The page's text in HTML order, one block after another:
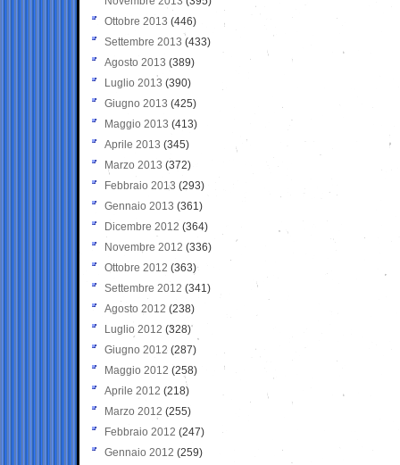
Ottobre 2013 (446)
Settembre 2013 (433)
Agosto 2013 (389)
Luglio 2013 (390)
Giugno 2013 (425)
Maggio 2013 (413)
Aprile 2013 (345)
Marzo 2013 (372)
Febbraio 2013 (293)
Gennaio 2013 (361)
Dicembre 2012 (364)
Novembre 2012 (336)
Ottobre 2012 (363)
Settembre 2012 (341)
Agosto 2012 (238)
Luglio 2012 (328)
Giugno 2012 (287)
Maggio 2012 (258)
Aprile 2012 (218)
Marzo 2012 (255)
Febbraio 2012 (247)
Gennaio 2012 (259)